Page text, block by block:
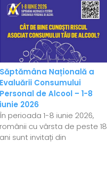
Săptămâna Națională a
Evaluării Consumului
Personal de Alcool – 1-8
iunie 2026
În perioada 1-8 iunie 2026,
românii cu vârsta de peste 18
ani sunt invitați din